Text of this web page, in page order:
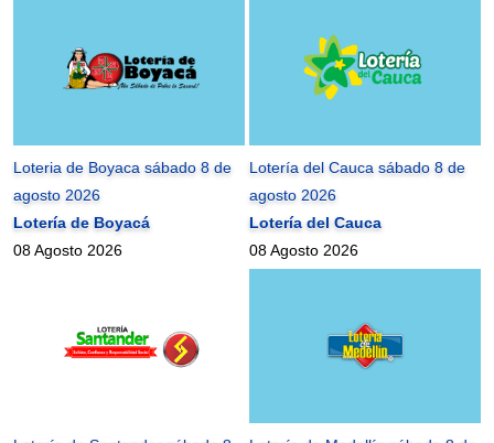
Loteria de Boyaca sábado 8 de
agosto 2026
Lotería de Boyacá
08 Agosto 2026
Lotería del Cauca sábado 8 de
agosto 2026
Lotería del Cauca
08 Agosto 2026